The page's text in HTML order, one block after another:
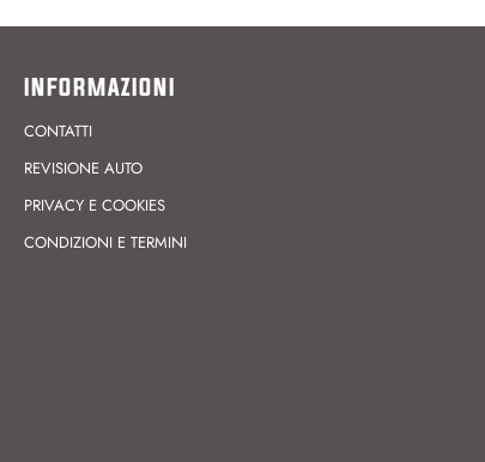
INFORMAZIONI
CONTATTI
REVISIONE AUTO
PRIVACY E COOKIES
CONDIZIONI E TERMINI